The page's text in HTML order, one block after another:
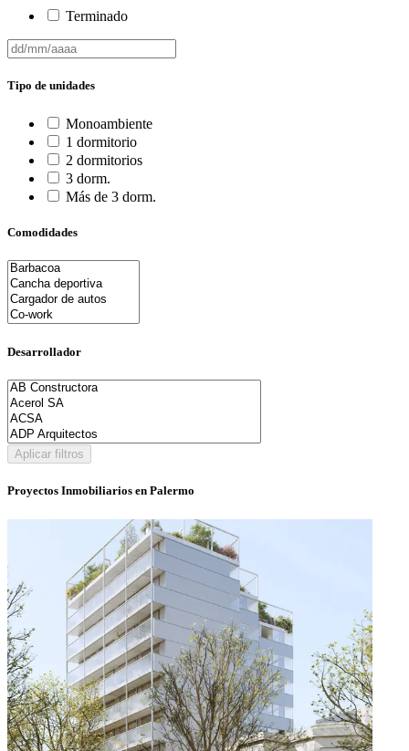
Terminado
Tipo de unidades
Monoambiente
1 dormitorio
2 dormitorios
3 dorm.
Más de 3 dorm.
Comodidades
Desarrollador
Aplicar filtros
Proyectos Inmobiliarios en Palermo